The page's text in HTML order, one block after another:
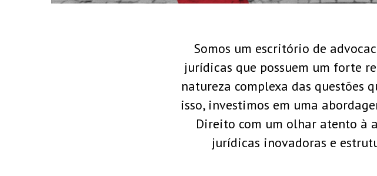
Somos um escritório de
jurídicas que possuem um forte
natureza complexa das questões
isso, investimos em uma
Direito com um olhar atento à
jurídicas inovadoras e